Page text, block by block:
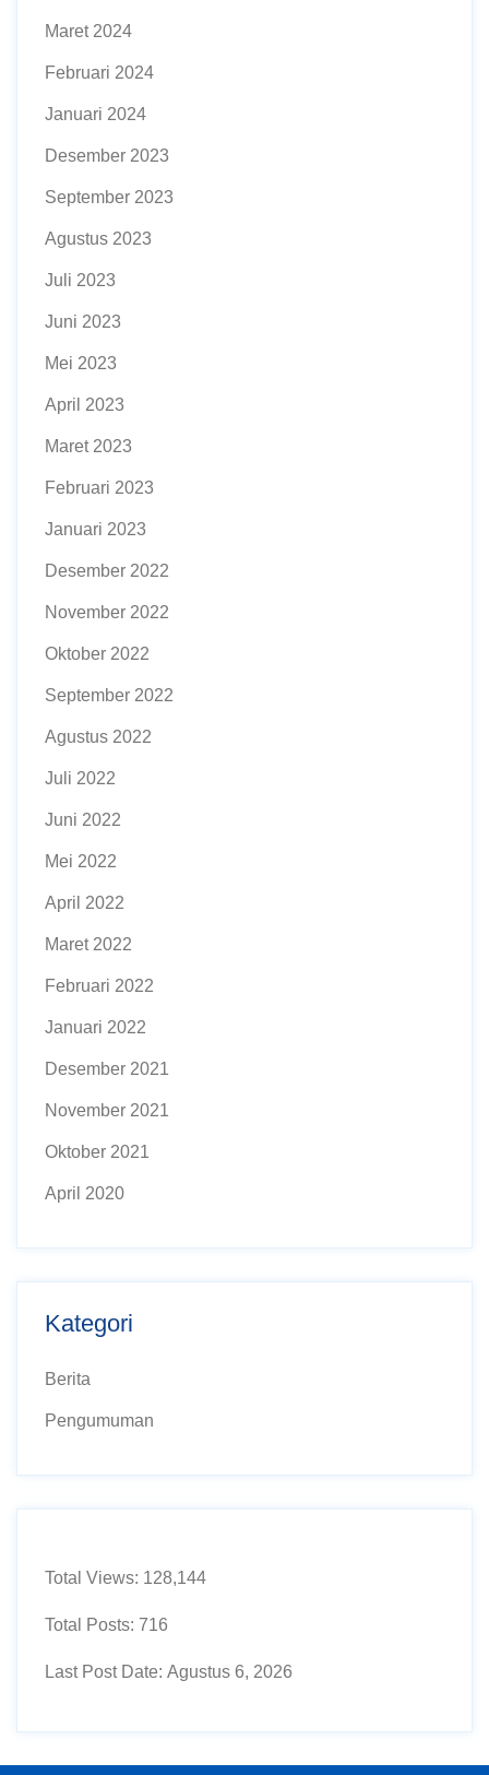
Maret 2024
Februari 2024
Januari 2024
Desember 2023
September 2023
Agustus 2023
Juli 2023
Juni 2023
Mei 2023
April 2023
Maret 2023
Februari 2023
Januari 2023
Desember 2022
November 2022
Oktober 2022
September 2022
Agustus 2022
Juli 2022
Juni 2022
Mei 2022
April 2022
Maret 2022
Februari 2022
Januari 2022
Desember 2021
November 2021
Oktober 2021
April 2020
Kategori
Berita
Pengumuman
Total Views: 128,144
Total Posts: 716
Last Post Date: Agustus 6, 2026